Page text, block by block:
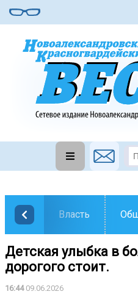
Власть
Детская улыбка в
дорогого стоит.
16:4409.06.2026